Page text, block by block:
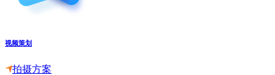
视频策划
拍摄方案